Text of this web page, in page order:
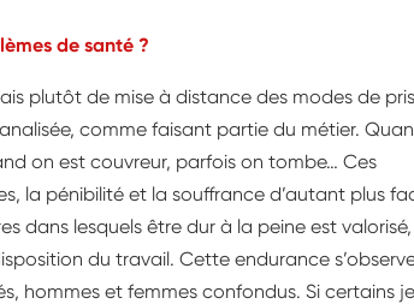
de santé ?
plutôt de mise à distance des modes de
comme faisant partie du métier.
on est couvreur, parfois on tombe… Ces
la pénibilité et la souffrance d’autant plus
dans lesquels être dur à la peine est
du travail. Cette endurance
hommes et femmes confondus. Si certains